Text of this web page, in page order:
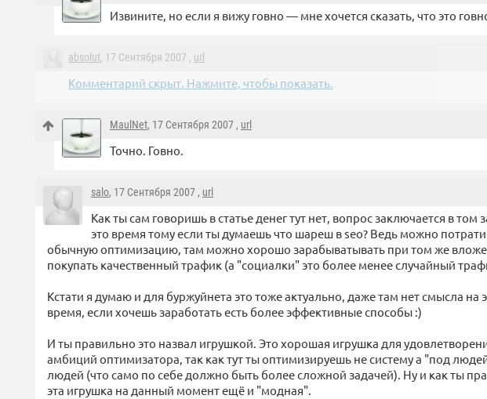
Извините, но если я вижу говно — мне хочется сказать, что это
absolut, 17 Сентября 2007 , url
Комментарий скрыт. Нажмите, чтобы показать.
MaulNet, 17 Сентября 2007 , url
Точно. Говно.
salo, 17 Сентября 2007 , url
Как ты сам говоришь в статье денег тут нет, вопрос заключается в том
это время тому если ты думаешь что шареш в seo? Ведь можно
обычную оптимизацию, там можно хорошо зарабыватывать при том же
покупать качественный трафик (а "социалки" это более менее случайный
Кстати я думаю и для буржуйнета это тоже актуально, даже там нет смысла на
время, если хочешь заработать есть более эффективные способы :)
И ты правильно это назвал игрушкой. Это хорошая игрушка для
амбиций оптимизатора, так как тут ты оптимизируешь не систему а "под
людей (что само по себе должно быть более сложной задачей). Ну и как ты
эта игрушка на данный момент ещё и "модная".